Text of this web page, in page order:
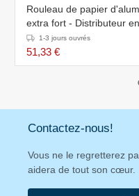
Rouleau de papier
extra fort - Distributeur en
carton - 40 cm - 200
1-3 jours ouvrés
51,33 €
Contactez-nous!
Vous ne le regretterez
aidera de tout son cœur.